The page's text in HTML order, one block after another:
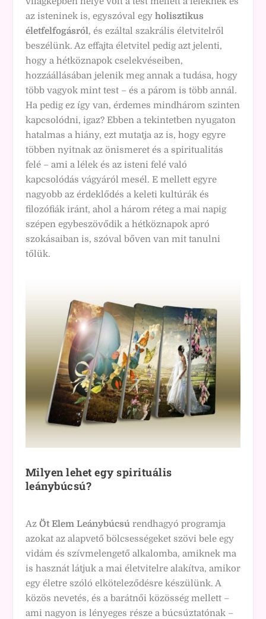
az isteninek is, egyszóval egy holisztikus
életfelfogásról, és ezáltal szakrális életvitelről
beszélünk. Az effajta életvitel pedig azt jelenti,
hogy a hétköznapok cselekvéseiben,
hozzáállásában jelenik meg annak a tudása, hogy
több vagyok mint test – és a párom is több annál.
Ha pedig ez így van, érdemes mindhárom szinten
kapcsolódni, igaz? Ebben a tekintetben nyugaton
hatalmas a hiány, ezt mutatja az is, hogy egyre
többen nyitnak az önismeret és a spiritualitás
felé – ami a lélek és az isteni felé való
kapcsolódás vágyáról mesél. E mellett egyre
nagyobb az érdeklődés a keleti kultúrák és
filozófiák iránt, ahol a három réteg a mai napig
szépen egybeszövődik a hétköznapok apró
szokásaiban is, szóval bőven van mit tanulni
tőlük.
Milyen lehet egy spirituális
leánybúcsú?
Az Öt Elem Leánybúcsú rendhagyó programja
azokat az alapvető bölcsességeket szövi bele egy
vidám és szívmelengető alkalomba, amiknek ma
is hasznát látjuk a mai életvitelre alakítva, amikor
egy életre szóló elköteleződésre készülünk. A
közös nevetés, és a barátnői közösség mellett –
ami nagyon is lényeges része a búcsúztatónak –